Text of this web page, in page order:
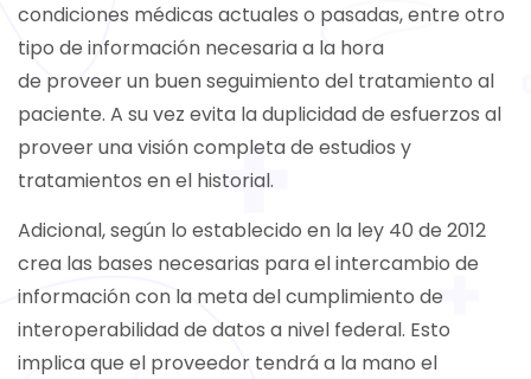
condiciones médicas actuales o pasadas, entre otro
tipo de información necesaria a la hora
de proveer un buen seguimiento del tratamiento al
paciente. A su vez evita la duplicidad de esfuerzos al
proveer una visión completa de estudios y
tratamientos en el historial.
Adicional, según lo establecido en la ley 40 de 2012
crea las bases necesarias para el intercambio de
información con la meta del cumplimiento de
interoperabilidad de datos a nivel federal. Esto
implica que el proveedor tendrá a la mano el